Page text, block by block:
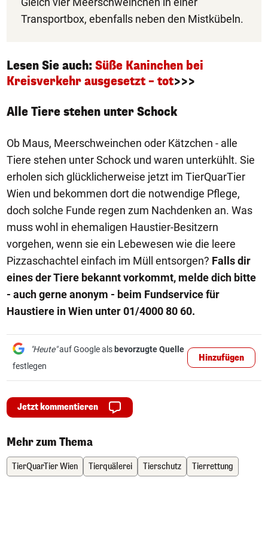
Transportbox, ebenfalls neben den Mistkübeln.
Lesen Sie auch: Süße Kaninchen bei
Kreisverkehr ausgesetzt – tot>>>
Alle Tiere stehen unter Schock
Ob Maus, Meerschweinchen oder Kätzchen - alle
Tiere stehen unter Schock und waren unterkühlt. Sie
erholen sich glücklicherweise jetzt im TierQuarTier
Wien und bekommen dort die notwendige Pflege,
doch solche Funde regen zum Nachdenken an. Was
muss wohl in ehemaligen Haustier-Besitzern
vorgehen, wenn sie ein Lebewesen wie die leere
Pizzaschachtel einfach im Müll entsorgen? Falls dir
eines der Tiere bekannt vorkommt, melde dich bitte
- auch gerne anonym - beim Fundservice für
Haustiere in Wien unter 01/4000 80 60.
"Heute"auf Google als bevorzugte Quelle
festlegen
Hinzufügen
Jetzt kommentieren
Mehr zum Thema
TierQuarTier Wien Tierquälerei Tierschutz Tierrettung